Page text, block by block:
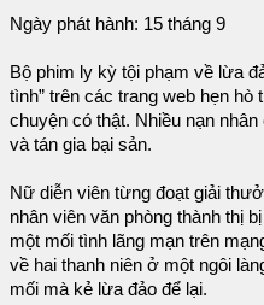
Ngày phát hành: 15 tháng 9
Bộ phim ly kỳ tội phạm về lừa
tình” trên các trang web hẹn
chuyện có thật. Nhiều nạn
và tán gia bại sản.
Nữ diễn viên từng đoạt giải
nhân viên văn phòng thành thị
một mối tình lãng mạn trên
về hai thanh niên ở một ngôi
mối mà kẻ lừa đảo để lại.